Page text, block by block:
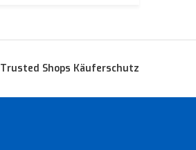
Trusted Shops Käuferschutz